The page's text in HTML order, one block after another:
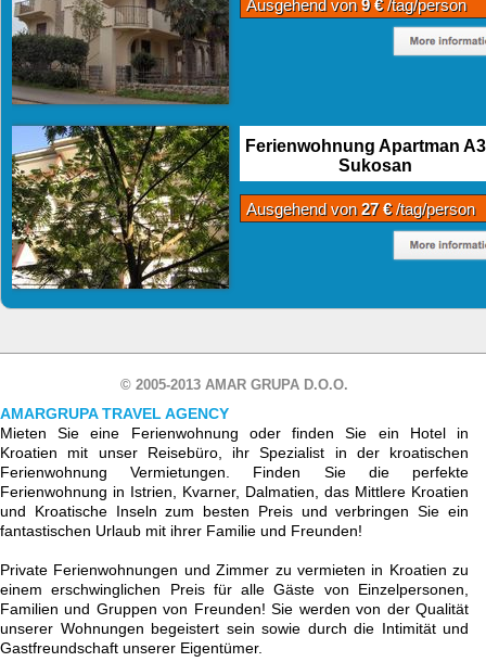
Ausgehend von9 €/tag/person
Ferienwohnung Apartman
Sukosan
Ausgehend von27 €/tag/person
© 2005-2013 AMAR GRUPA D.O.O.
AMARGRUPA TRAVEL AGENCY
Mieten Sie eine Ferienwohnung oder finden Sie ein Hotel in
Kroatien mit unser Reisebüro, ihr Spezialist in der kroatischen
Ferienwohnung Vermietungen. Finden Sie die perfekte
Ferienwohnung in Istrien, Kvarner, Dalmatien, das Mittlere Kroatien
und Kroatische Inseln zum besten Preis und verbringen Sie ein
fantastischen Urlaub mit ihrer Familie und Freunden!
Private Ferienwohnungen und Zimmer zu vermieten in Kroatien zu
einem erschwinglichen Preis für alle Gäste von Einzelpersonen,
Familien und Gruppen von Freunden! Sie werden von der Qualität
unserer Wohnungen begeistert sein sowie durch die Intimität und
Gastfreundschaft unserer Eigentümer.